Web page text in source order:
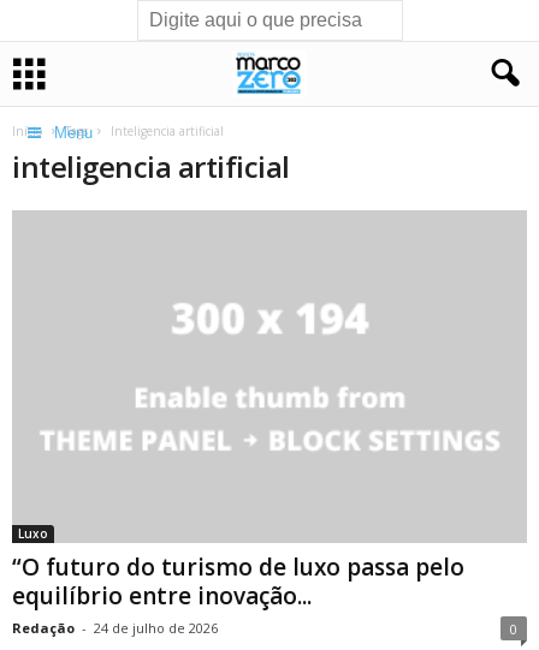
Menu
Início Tags Inteligencia artificial
inteligencia artificial
Luxo
“O futuro do turismo de luxo passa pelo
equilíbrio entre inovação...
Redação - 24 de julho de 2026 0